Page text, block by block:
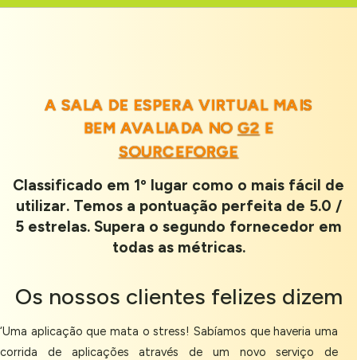
A SALA DE ESPERA VIRTUAL MAIS
BEM AVALIADA NO G2E
SOURCEFORGE
Classificado em 1º lugar como o mais fácil de
utilizar. Temos a pontuação perfeita de 5.0 /
5 estrelas. Supera o segundo fornecedor em
todas as métricas.
Os nossos clientes felizes dizem
‘Uma aplicação que mata o stress! Sabíamos que haveria uma
corrida de aplicações através de um novo serviço de